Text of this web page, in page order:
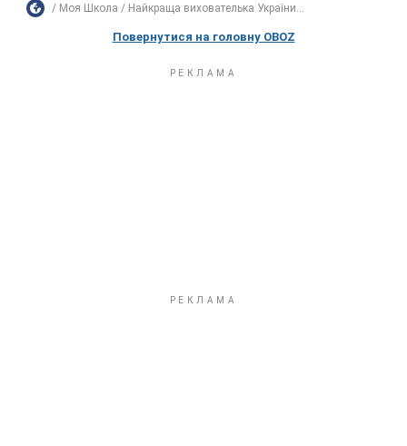
Моя Школа Найкраща вихователька України...
Повернутися на головну OBOZ